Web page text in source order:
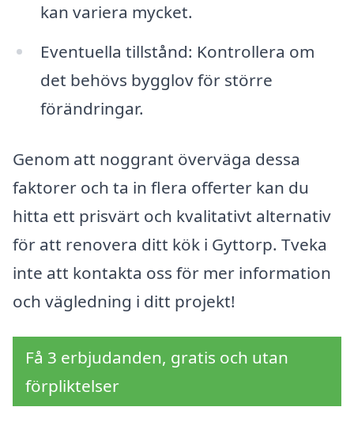
kan variera mycket.
Eventuella tillstånd: Kontrollera om
det behövs bygglov för större
förändringar.
Genom att noggrant överväga dessa
faktorer och ta in flera offerter kan du
hitta ett prisvärt och kvalitativt alternativ
för att renovera ditt kök i Gyttorp. Tveka
inte att kontakta oss för mer information
och vägledning i ditt projekt!
Få 3 erbjudanden, gratis och utan
förpliktelser